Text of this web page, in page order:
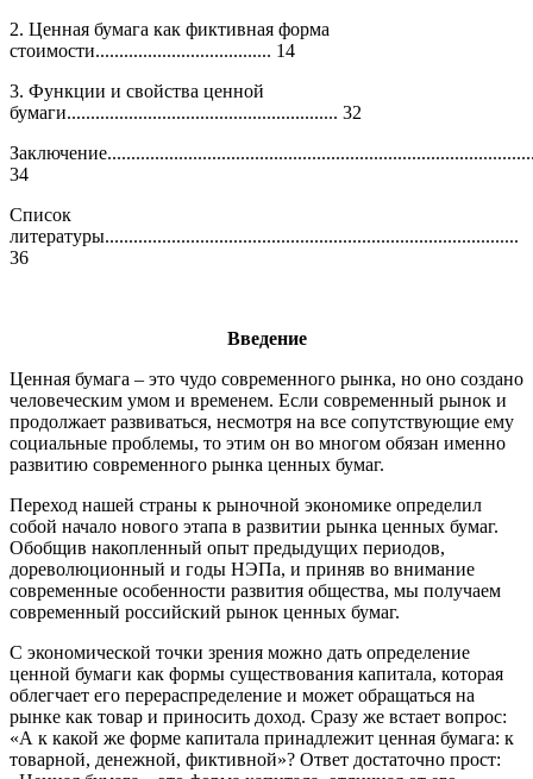
2. Ценная бумага как фиктивная форма
стоимости..................................... 14
3. Функции и свойства ценной
бумаги......................................................... 32
34
Список
литературы.......................................................................................
36
Введение
Ценная бумага – это чудо современного рынка, но оно создано
человеческим умом и временем. Если современный рынок и
продолжает развиваться, несмотря на все сопутствующие ему
социальные проблемы, то этим он во многом обязан именно
развитию современного рынка ценных бумаг.
Переход нашей страны к рыночной экономике определил
собой начало нового этапа в развитии рынка ценных бумаг.
Обобщив накопленный опыт предыдущих периодов,
дореволюционный и годы НЭПа, и приняв во внимание
современные особенности развития общества, мы получаем
современный российский рынок ценных бумаг.
С экономической точки зрения можно дать определение
ценной бумаги как формы существования капитала, которая
облегчает его перераспределение и может обращаться на
рынке как товар и приносить доход. Сразу же встает вопрос:
«А к какой же форме капитала принадлежит ценная бумага: к
товарной, денежной, фиктивной»? Ответ достаточно прост: